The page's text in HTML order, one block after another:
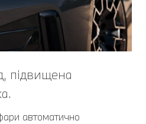
підвищена
автоматично